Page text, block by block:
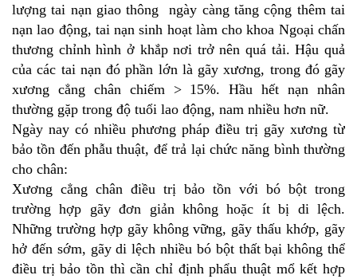
lượng tai nạn giao thông ngày càng tăng cộng thêm tai
nạn lao động, tai nạn sinh hoạt làm cho khoa Ngoại chấn
thương chỉnh hình ở khắp nơi trở nên quá tải. Hậu quả
của các tai nạn đó phần lớn là gãy xương, trong đó gãy
xương cẳng chân chiếm > 15%. Hầu hết nạn nhân
thường gặp trong độ tuổi lao động, nam nhiều hơn nữ.
Ngày nay có nhiều phương pháp điều trị gãy xương từ
bảo tồn đến phẫu thuật, để trả lại chức năng bình thường
cho chân:
Xương cẳng chân điều trị bảo tồn với bó bột trong
trường hợp gãy đơn giản không hoặc ít bị di lệch.
Những trường hợp gãy không vững, gãy thấu khớp, gãy
hở đến sớm, gãy di lệch nhiều bó bột thất bại không thể
điều trị bảo tồn thì cần chỉ định phẩu thuật mổ kết hợp